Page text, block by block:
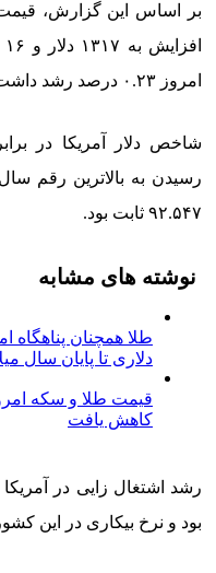
امروز ۰.۲۳ درصد رشد داشت و به ۱۳۱۷ دلار و ۷۰ سنت رسید.
شاخص دلار آمریکا در
۹۲.۵۴۷ ثابت بود.
نوشته های مشابه
دلاری تا پایان سال
قیمت طلا و سکه
کاهش یافت
رشد اشتغال زایی در
بود و نرخ بیکاری در این کشور به ۳.۹ درصد